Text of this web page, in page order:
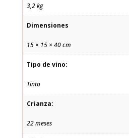
3,2 kg
Dimensiones
15 × 15 × 40 cm
Tipo de vino:
Tinto
Crianza:
22 meses